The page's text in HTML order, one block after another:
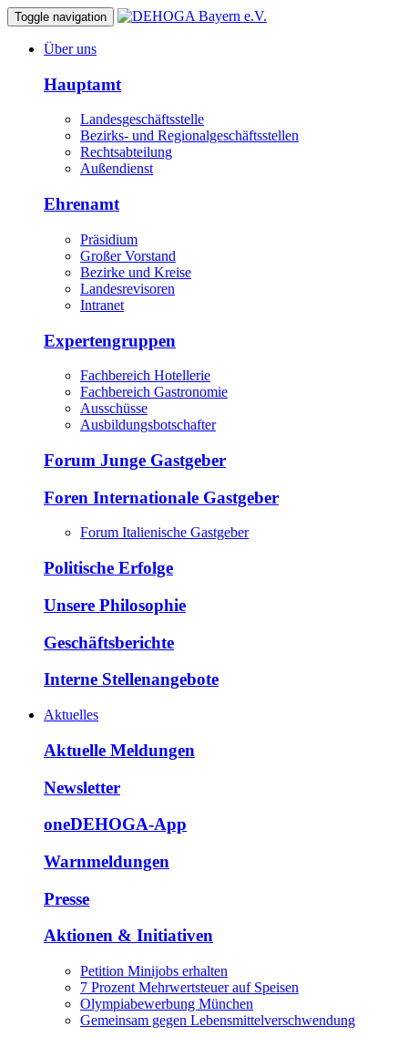
Toggle navigation
Über uns
Hauptamt
Landesgeschäftsstelle
Bezirks- und Regionalgeschäftsstellen
Rechtsabteilung
Außendienst
Ehrenamt
Präsidium
Großer Vorstand
Bezirke und Kreise
Landesrevisoren
Intranet
Expertengruppen
Fachbereich Hotellerie
Fachbereich Gastronomie
Ausschüsse
Ausbildungsbotschafter
Forum Junge Gastgeber
Foren Internationale Gastgeber
Forum Italienische Gastgeber
Politische Erfolge
Unsere Philosophie
Geschäftsberichte
Interne Stellenangebote
Aktuelles
Aktuelle Meldungen
Newsletter
oneDEHOGA-App
Warnmeldungen
Presse
Aktionen & Initiativen
Petition Minijobs erhalten
7 Prozent Mehrwertsteuer auf Speisen
Olympiabewerbung München
Gemeinsam gegen Lebensmittelverschwendung